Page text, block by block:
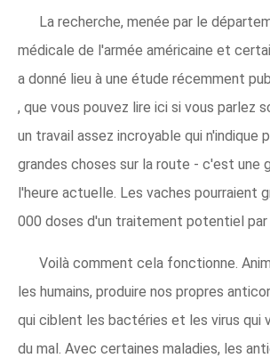
La recherche, menée par le
médicale de l'armée américaine et
a donné lieu à une étude récemment
, que vous pouvez lire ici si vous parlez
un travail assez incroyable qui n'indique
grandes choses sur la route - c'est une
l'heure actuelle. Les vaches pourraient
000 doses d'un traitement potentiel par
Voilà comment cela fonctionne.
les humains, produire nos propres
qui ciblent les bactéries et les virus qui
du mal. Avec certaines maladies, les